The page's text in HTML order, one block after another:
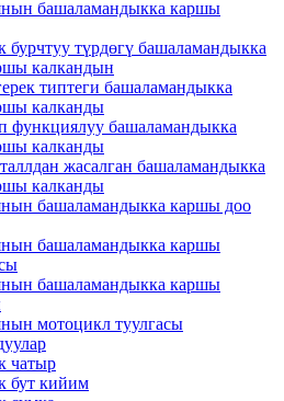
башаламандыкка каршы
бурчтуу түрдөгү башаламандыкка
калкандын
типтеги башаламандыкка
калканды
функциялуу башаламандыкка
калканды
жасалган башаламандыкка
калканды
башаламандыкка каршы доо
башаламандыкка каршы
башаламандыкка каршы
мотоцикл туулгасы
чатыр
бут кийим